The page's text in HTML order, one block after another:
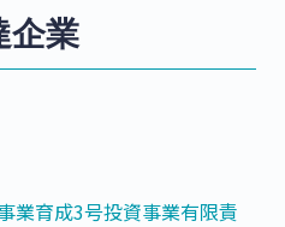
企業
業育成3号投資事業有限責